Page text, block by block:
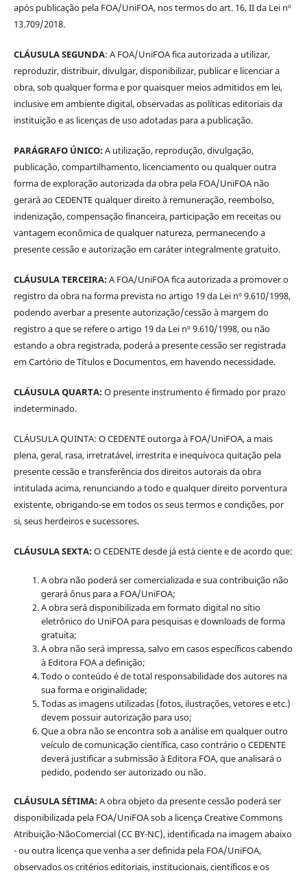
após publicação pela FOA/UniFOA, nos termos do art. 16, II da Lei nº
13.709/2018.
CLÁUSULA SEGUNDA: A FOA/UniFOA fica autorizada a utilizar,
reproduzir, distribuir, divulgar, disponibilizar, publicar e licenciar a
obra, sob qualquer forma e por quaisquer meios admitidos em lei,
inclusive em ambiente digital, observadas as políticas editoriais da
instituição e as licenças de uso adotadas para a publicação.
PARÁGRAFO ÚNICO:A utilização, reprodução, divulgação,
publicação, compartilhamento, licenciamento ou qualquer outra
forma de exploração autorizada da obra pela FOA/UniFOA não
gerará ao CEDENTE qualquer direito à remuneração, reembolso,
indenização, compensação financeira, participação em receitas ou
vantagem econômica de qualquer natureza, permanecendo a
presente cessão e autorização em caráter integralmente gratuito.
CLÁUSULA TERCEIRA:A FOA/UniFOA fica autorizada a promover o
registro da obra na forma prevista no artigo 19 da Lei nº 9.610/1998,
podendo averbar a presente autorização/cessão à margem do
registro a que se refere o artigo 19 da Lei nº 9.610/1998, ou não
estando a obra registrada, poderá a presente cessão ser registrada
em Cartório de Títulos e Documentos, em havendo necessidade.
CLÁUSULA QUARTA:O presente instrumento é firmado por prazo
indeterminado.
CLÁUSULA QUINTA: O CEDENTE outorga à FOA/UniFOA, a mais
plena, geral, rasa, irretratável, irrestrita e inequívoca quitação pela
presente cessão e transferência dos direitos autorais da obra
intitulada acima, renunciando a todo e qualquer direito porventura
existente, obrigando-se em todos os seus termos e condições, por
si, seus herdeiros e sucessores.
CLÁUSULA SEXTA:O CEDENTE desde já está ciente e de acordo que:
A obra não poderá ser comercializada e sua contribuição não
gerará ônus para a FOA/UniFOA;
A obra será disponibilizada em formato digital no sítio
eletrônico do UniFOA para pesquisas e downloads de forma
gratuita;
A obra não será impressa, salvo em casos específicos cabendo
à Editora FOA a definição;
Todo o conteúdo é de total responsabilidade dos autores na
sua forma e originalidade;
Todas as imagens utilizadas (fotos, ilustrações, vetores e etc.)
devem possuir autorização para uso;
Que a obra não se encontra sob a análise em qualquer outro
veículo de comunicação científica, caso contrário o CEDENTE
deverá justificar a submissão à Editora FOA, que analisará o
pedido, podendo ser autorizado ou não.
CLÁUSULA SÉTIMA:A obra objeto da presente cessão poderá ser
disponibilizada pela FOA/UniFOA sob a licença Creative Commons
Atribuição-NãoComercial (CC BY-NC), identificada na imagem abaixo
- ou outra licença que venha a ser definida pela FOA/UniFOA,
observados os critérios editoriais, institucionais, científicos e os